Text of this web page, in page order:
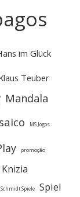
im Glück
Teuber
Mandala
MS Jogos
promoção
Schmidt Spiele Spiel